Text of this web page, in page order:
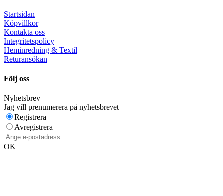
Startsidan
Köpvillkor
Kontakta oss
Integritetspolicy
Heminredning & Textil
Returansökan
Följ oss
Nyhetsbrev
Jag vill prenumerera på nyhetsbrevet
Registrera
Avregistrera
OK